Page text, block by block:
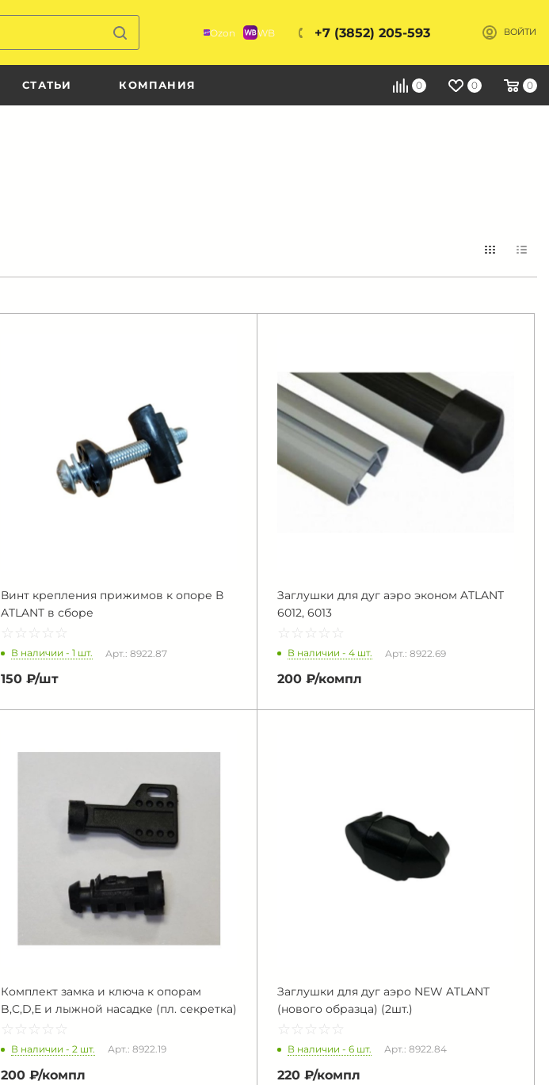
Ozon WB +7 (3852) 205-593 ВОЙТИ
СТАТЬИ КОМПАНИЯ 0 0 0
Винт крепления прижимов к опоре В
ATLANT в сборе
☆ ☆ ☆ ☆ ☆
★ ★ ★ ★ ★
В наличии - 1 шт. Арт.: 8922.87
150 ₽/шт
Заглушки для дуг аэро эконом ATLANT
6012, 6013
☆ ☆ ☆ ☆ ☆
★ ★ ★ ★ ★
В наличии - 4 шт. Арт.: 8922.69
200 ₽/компл
Комплект замка и ключа к опорам
B,C,D,E и лыжной насадке (пл. секретка)
☆ ☆ ☆ ☆ ☆
★ ★ ★ ★ ★
В наличии - 2 шт. Арт.: 8922.19
200 ₽/компл
Заглушки для дуг аэро NEW ATLANT
(нового образца) (2шт.)
☆ ☆ ☆ ☆ ☆
★ ★ ★ ★ ★
В наличии - 6 шт. Арт.: 8922.84
220 ₽/компл